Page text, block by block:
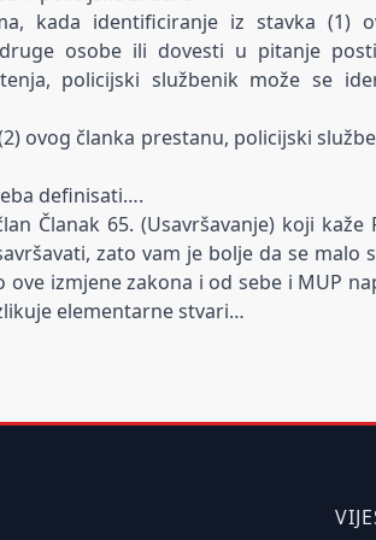
kada identificiranje iz stavka (1)
osobe ili dovesti u pitanje
policijski službenik može se
ovog članka prestanu, policijski
definisati….
Članak 65. (Usavršavanje) koji
zato vam je bolje da se malo
ove izmjene zakona i od sebe i MUP
elementarne stvari…